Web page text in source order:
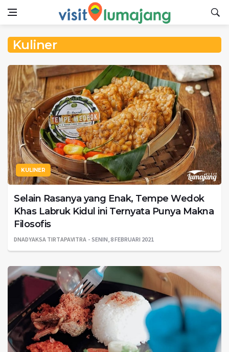
Kuliner
KULINER
Selain Rasanya yang Enak, Tempe Wedok
Khas Labruk Kidul ini Ternyata Punya Makna
Filosofis
DNADYAKSA TIRTAPAVITRA SENIN, 8 FEBRUARI 2021